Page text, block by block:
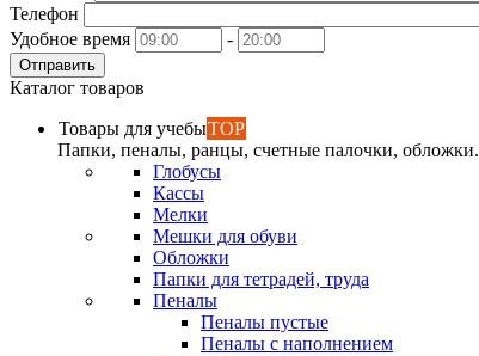
Телефон
Удобное время
-
Отправить
Каталог товаров
Товары для учебыTOP
Папки, пеналы, ранцы, счетные палочки, обложки.
Глобусы
Кассы
Мелки
Мешки для обуви
Обложки
Папки для тетрадей, труда
Пеналы
Пеналы пустые
Пеналы с наполнением